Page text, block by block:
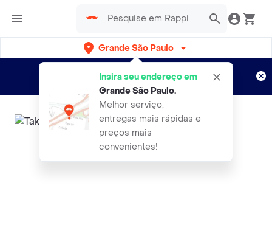
Grande São Paulo
Insira seu endereço em
Grande São Paulo.
Melhor serviço,
entregas mais rápidas e
preços mais
convenientes!
Entregas grátis por 15 dias!
Aplicam T&C